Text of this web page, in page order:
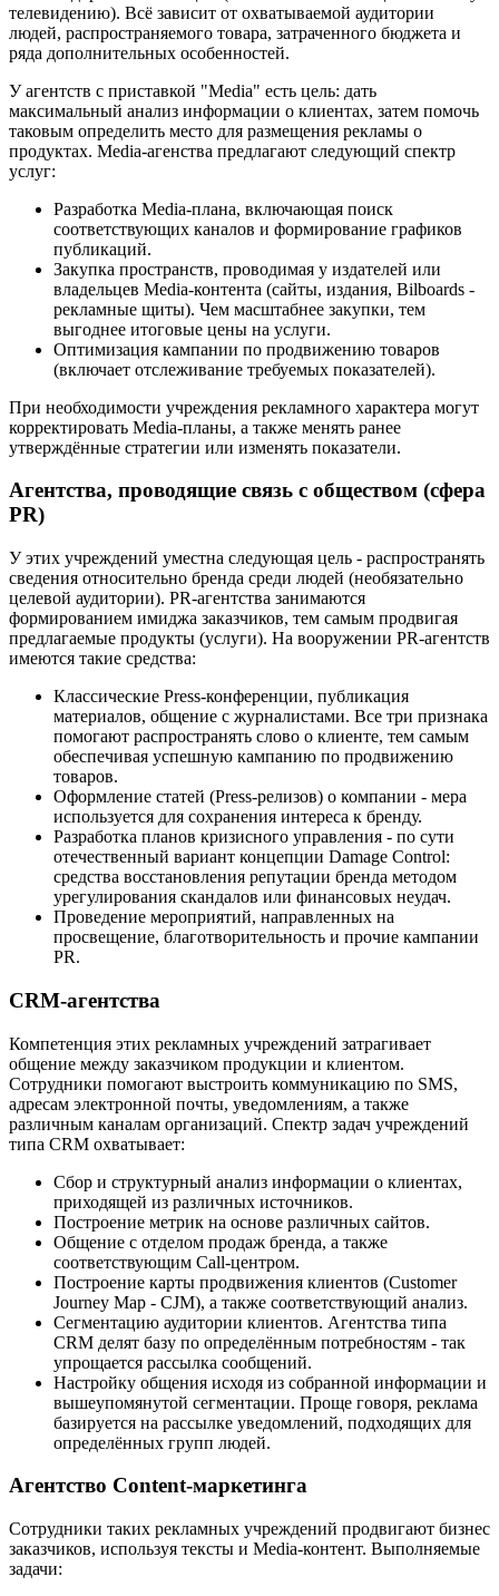
телевидению). Всё зависит от охватываемой аудитории
людей, распространяемого товара, затраченного бюджета и
ряда дополнительных особенностей.
У агентств с приставкой "Media" есть цель: дать
максимальный анализ информации о клиентах, затем помочь
таковым определить место для размещения рекламы о
продуктах. Media-агенства предлагают следующий спектр
услуг:
Разработка Media-плана, включающая поиск
соответствующих каналов и формирование графиков
публикаций.
Закупка пространств, проводимая у издателей или
владельцев Media-контента (сайты, издания, Bilboards -
рекламные щиты). Чем масштабнее закупки, тем
выгоднее итоговые цены на услуги.
Оптимизация кампании по продвижению товаров
(включает отслеживание требуемых показателей).
При необходимости учреждения рекламного характера могут
корректировать Media-планы, а также менять ранее
утверждённые стратегии или изменять показатели.
Агентства, проводящие связь с обществом (сфера
PR)
У этих учреждений уместна следующая цель - распространять
сведения относительно бренда среди людей (необязательно
целевой аудитории). PR-агентства занимаются
формированием имиджа заказчиков, тем самым продвигая
предлагаемые продукты (услуги). На вооружении PR-агентств
имеются такие средства:
Классические Press-конференции, публикация
материалов, общение с журналистами. Все три признака
помогают распространять слово о клиенте, тем самым
обеспечивая успешную кампанию по продвижению
товаров.
Оформление статей (Press-релизов) о компании - мера
используется для сохранения интереса к бренду.
Разработка планов кризисного управления - по сути
отечественный вариант концепции Damage Control:
средства восстановления репутации бренда методом
урегулирования скандалов или финансовых неудач.
Проведение мероприятий, направленных на
просвещение, благотворительность и прочие кампании
PR.
CRM-агентства
Компетенция этих рекламных учреждений затрагивает
общение между заказчиком продукции и клиентом.
Сотрудники помогают выстроить коммуникацию по SMS,
адресам электронной почты, уведомлениям, а также
различным каналам организаций. Спектр задач учреждений
типа CRM охватывает:
Сбор и структурный анализ информации о клиентах,
приходящей из различных источников.
Построение метрик на основе различных сайтов.
Общение с отделом продаж бренда, а также
соответствующим Call-центром.
Построение карты продвижения клиентов (Customer
Journey Map - CJM), а также соответствующий анализ.
Сегментацию аудитории клиентов. Агентства типа
CRM делят базу по определённым потребностям - так
упрощается рассылка сообщений.
Настройку общения исходя из собранной информации и
вышеупомянутой сегментации. Проще говоря, реклама
базируется на рассылке уведомлений, подходящих для
определённых групп людей.
Агентство Content-маркетинга
Сотрудники таких рекламных учреждений продвигают бизнес
заказчиков, используя тексты и Media-контент. Выполняемые
задачи: